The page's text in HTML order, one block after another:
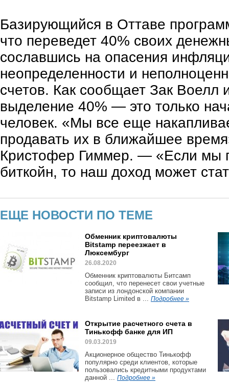
Базирующийся в Оттаве
что переведет 40% своих
сославшись на опасения
неопределенности и
счетов. Как сообщает Зак Воелл
выделение 40% — это только
человек. «Мы все еще
продавать их в ближайшее
Кристофер Гиммер. — «Если мы
биткойн, то наш доход может
ЕЩЕ НОВОСТИ ПО ТЕМЕ
Обменник криптовалюты
Bitstamp переезжает в
Люксембург
26.08.2020
Обменник криптовалюты Битсамп
сообщил, что перенесет свои учетные
записи из лондонской компании
Bitstamp Limited в ... Подробнее »
Открытие расчетного счета в
Тинькофф банке для ИП
09.03.2019
Акционерное общество Тинькофф
популярно среди клиентов, которые
пользовались кредитными продуктами
данной ... Подробнее »